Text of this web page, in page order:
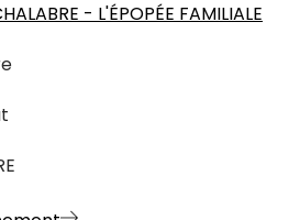
- L'ÉPOPÉE FAMILIALE